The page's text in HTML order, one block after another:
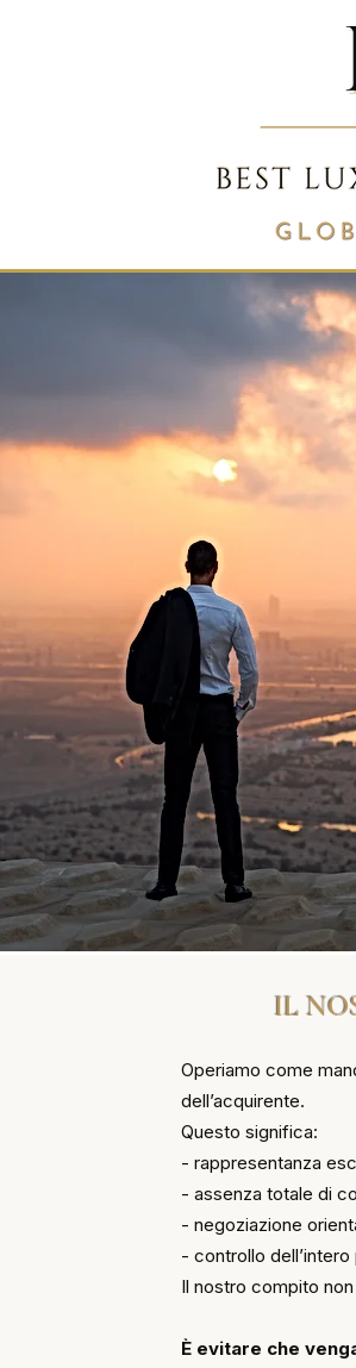
IL
Operiamo come
dell’acquirente.
Questo significa:
- rappresentanza
- assenza totale di
- negoziazione
- controllo
Il nostro compito
È evitare che